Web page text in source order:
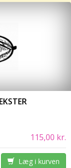
115,00 kr.
Læg i kurven